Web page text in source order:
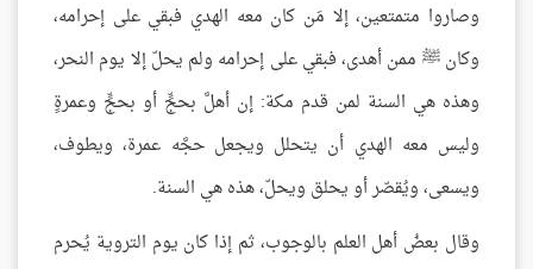
وصاروا متمتعين، إلا مَن كان معه الهدي فبقي على إحرامه،
وكان ﷺ ممن أهدى، فبقي على إحرامه ولم يحلّ إلا يوم النحر،
وهذه هي السنة لمن قدم مكة: إن أهلَّ بحجٍّ أو بحجٍّ وعمرةٍ
وليس معه الهدي أن يتحلل ويجعل حجَّه عمرة، ويطوف،
ويسعى، ويُقصّر أو يحلق ويحلّ، هذه هي السنة.
وقال بعضُ أهل العلم بالوجوب، ثم إذا كان يوم التروية يُحرم